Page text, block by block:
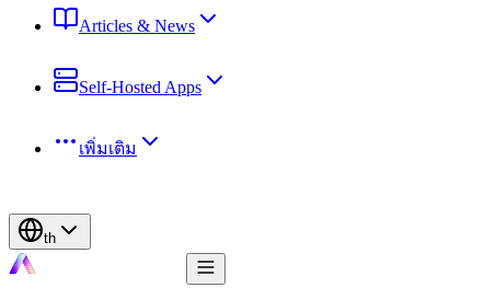
Articles & News
Self-Hosted Apps
เพิ่มเติม
th